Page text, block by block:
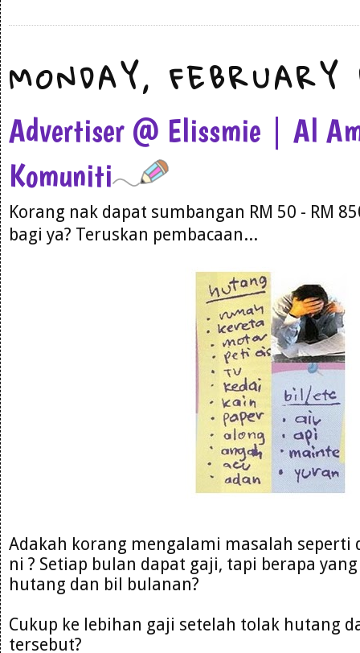
MONDAY, FEBRUARY
Advertiser @ Elissmie | Al
Komuniti
Korang nak dapat sumbangan RM 50 - RM
bagi ya? Teruskan pembacaan...
Adakah korang mengalami masalah seperti
ni ? Setiap bulan dapat gaji, tapi berapa
hutang dan bil bulanan?
Cukup ke lebihan gaji setelah tolak hutang
tersebut?